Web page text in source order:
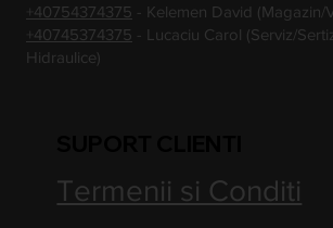
+40754374375 - Kelemen David (Magazin/
+40745374375 - Lucaciu Carol (Serviz/
Hidraulice)
Termenii si Conditi